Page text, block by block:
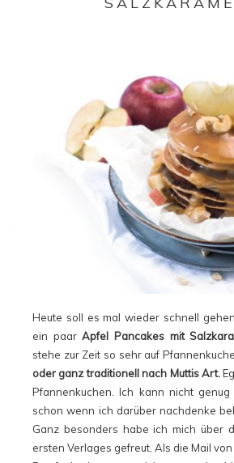
Heute soll es mal wieder schnell
ein paarApfel Pancakes mit
stehe zur Zeit so sehr auf
oder ganz traditionell nach Muttis Art.
Pfannenkuchen. Ich kann nicht genug
schon wenn ich darüber nachdenke
Ganz besonders habe ich mich über
ersten Verlages gefreut. Als die Mail